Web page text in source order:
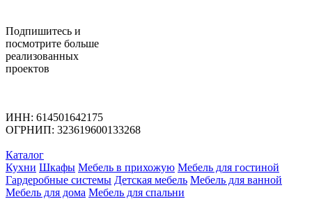
Подпишитесь и
посмотрите больше
реализованных
проектов
ИНН: 614501642175
ОГРНИП: 323619600133268
Каталог
Кухни Шкафы Мебель в прихожую Мебель для гостиной
Гардеробные системы Детская мебель Мебель для ванной
Мебель для дома Мебель для спальни